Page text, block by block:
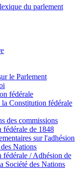
du parlement
le Parlement
fédérale
Constitution fédérale
des commissions
fédérale de 1848
sur l'adhésion
Nations
fédérale / Adhésion de
Société des Nations